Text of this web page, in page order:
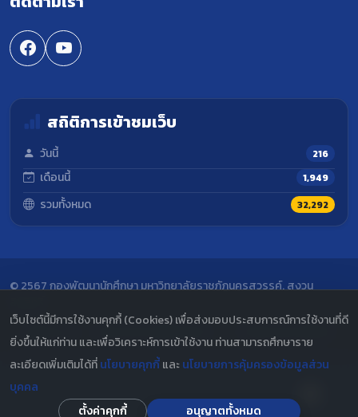
สถิติการเข้าชมเว็บ
วันนี้ 216
เดือนนี้ 1,949
รวมทั้งหมด 32,292
© 2567 กองพัฒนานักศึกษา มหาวิทยาลัยราชภัฏนครสวรรค์. สงวน
ผู้ดูแลระบบ
นโยบายความเป็นส่วนตัว
เว็บไซต์นี้มีการใช้งานคุกกี้ (Cookies) เพื่อส่งมอบประสบการณ์การใช้งานที่ดี
ยิ่งขึ้นให้แก่ท่าน และเพื่อวิเคราะห์การเข้าใช้งาน ท่านสามารถศึกษาราย
ละเอียดเพิ่มเติมได้ที่นโยบายคุกกี้และนโยบายการคุ้มครองข้อมูลส่วน
บุคคล
ตั้งค่าคุกกี้
อนุญาตทั้งหมด